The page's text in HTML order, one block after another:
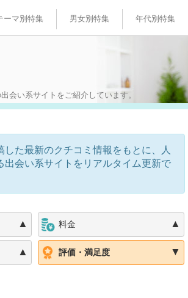
ーマ別特集
性完全無料特集
男女別特集 年代別特集
20代人気特集
30代人気特集
40代人気特集
会い系サイトをご紹介しています。
た最新のクチコミ情報をもとに、人
会い系サイトをリアルタイム更新で
▲ 料金 ▲
▲ 評価・満足度 ▼